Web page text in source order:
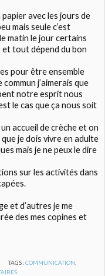
avec les jours de
mais seule c’est
matin le jour certains
et tout dépend du bon
pour être ensemble
j’aimerais que
notre esprit nous
le cas que ça nous soit
accueil de crèche et on
je dois vivre en adulte
mais je ne peux le dire
sur les activités dans
et d’autres je me
des mes copines et
TAGS :COMMUNICATION